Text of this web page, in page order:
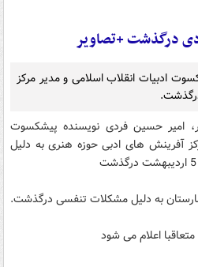
درگذشت +تصاویر
ادبیات انقلاب اسلامی و مدیر مرکز
امیر حسین فردی نویسنده پیشکسوت
آفرینش های ادبی حوزه هنری به دلیل
به دلیل مشکلات تنفسی درگذشت.
اعلام می شود